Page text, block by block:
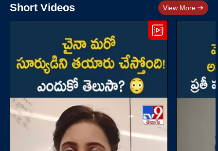
Short Videos View More